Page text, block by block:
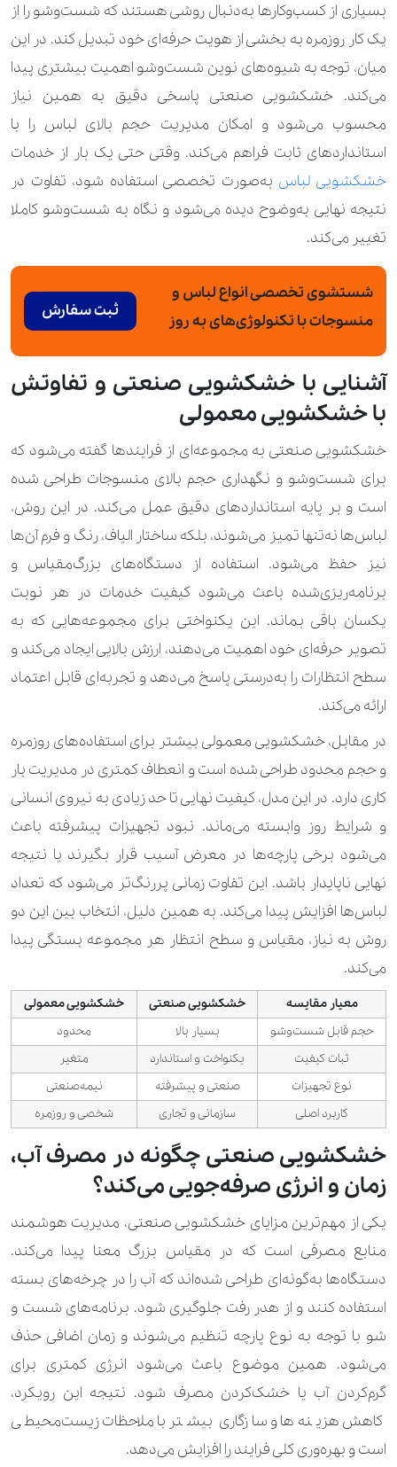
بسیاری از کسب‌وکارها به‌دنبال روشی هستند که شست‌وشو را از
یک کار روزمره به بخشی از هویت حرفه‌ای خود تبدیل کند. در این
میان، توجه به شیوه‌های نوین شست‌وشو اهمیت بیشتری پیدا
می‌کند. خشکشویی صنعتی پاسخی دقیق به همین نیاز
محسوب می‌شود و امکان مدیریت حجم بالای لباس را با
استانداردهای ثابت فراهم می‌کند. وقتی حتی یک بار از خدمات
خشکشویی لباس به‌صورت تخصصی استفاده شود، تفاوت در
نتیجه نهایی به‌وضوح دیده می‌شود و نگاه به شست‌وشو کاملا
تغییر می‌کند.
شستشوی تخصصی انواع لباس و
منسوجات با تکنولوژی‌های به‌ روز
ثبت سفارش
آشنایی با خشکشویی صنعتی و تفاوتش
با خشکشویی معمولی
خشکشویی صنعتی به مجموعه‌ای از فرایندها گفته می‌شود که
برای شست‌وشو و نگهداری حجم بالای منسوجات طراحی شده
است و بر پایه استانداردهای دقیق عمل می‌کند. در این روش،
لباس‌ها نه‌تنها تمیز می‌شوند، بلکه ساختار الیاف، رنگ و فرم آن‌ها
نیز حفظ می‌شود. استفاده از دستگاه‌های بزرگ‌مقیاس و
برنامه‌ریزی‌شده باعث می‌شود کیفیت خدمات در هر نوبت
یکسان باقی بماند. این یکنواختی برای مجموعه‌هایی که به
تصویر حرفه‌ای خود اهمیت می‌دهند، ارزش بالایی ایجاد می‌کند و
سطح انتظارات را به‌درستی پاسخ می‌دهد و تجربه‌ای قابل اعتماد
ارائه می‌کند.
در مقابل، خشکشویی معمولی بیشتر برای استفاده‌های روزمره
و حجم محدود طراحی شده است و انعطاف کمتری در مدیریت بار
کاری دارد. در این مدل، کیفیت نهایی تا حد زیادی به نیروی انسانی
و شرایط روز وابسته می‌ماند. نبود تجهیزات پیشرفته باعث
می‌شود برخی پارچه‌ها در معرض آسیب قرار بگیرند یا نتیجه
نهایی ناپایدار باشد. این تفاوت زمانی پررنگ‌تر می‌شود که تعداد
لباس‌ها افزایش پیدا می‌کند. به همین دلیل، انتخاب بین این دو
روش به نیاز، مقیاس و سطح انتظار هر مجموعه بستگی پیدا
می‌کند.
معیار مقایسه خشکشویی صنعتی
خشکشویی معمولی
حجم قابل شست‌وشو
بسیار بالا
محدود
ثبات کیفیت
یکنواخت و استاندارد
متغیر
نوع تجهیزات
صنعتی و پیشرفته
نیمه‌صنعتی
کاربرد اصلی
سازمانی و تجاری شخصی و روزمره
خشکشویی صنعتی چگونه در مصرف آب،
زمان و انرژی صرفه‌جویی می‌کند؟
یکی از مهم‌ترین مزایای خشکشویی صنعتی، مدیریت هوشمند
منابع مصرفی است که در مقیاس بزرگ معنا پیدا می‌کند.
دستگاه‌ها به‌گونه‌ای طراحی شده‌اند که آب را در چرخه‌های بسته
استفاده کنند و از هدر رفت جلوگیری شود. برنامه‌های شست ‌و
شو با توجه به نوع پارچه تنظیم می‌شوند و زمان اضافی حذف
می‌شود. همین موضوع باعث می‌شود انرژی کمتری برای
گرم‌کردن آب یا خشک‌کردن مصرف شود. نتیجه این رویکرد،
کاهش هزینه‌ها و سازگاری بیشتر با ملاحظات زیست‌محیطی
است و بهره‌وری کلی فرایند را افزایش می‌دهد.